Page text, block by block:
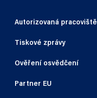
Autorizovaná pracoviště
Tiskové zprávy
Ověření osvědčení
Partner EU